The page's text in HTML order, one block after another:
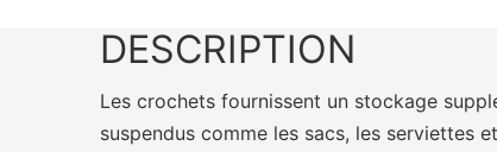
DESCRIPTION
Les crochets fournissent un stockage
suspendus comme les sacs, les serviettes